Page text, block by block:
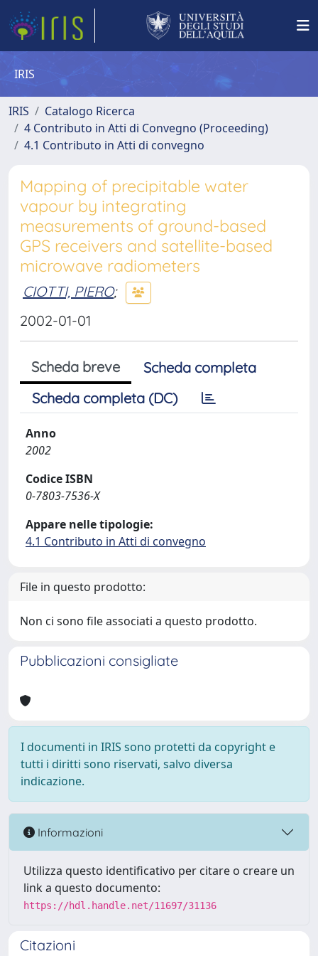
IRIS
IRIS
Catalogo Ricerca
4 Contributo in Atti di Convegno (Proceeding)
4.1 Contributo in Atti di convegno
Mapping of precipitable water
vapour by integrating
measurements of ground-based
GPS receivers and satellite-based
microwave radiometers
CIOTTI, PIERO;
2002-01-01
Scheda breve
Scheda completa
Scheda completa (DC)
Anno
2002
Codice ISBN
0-7803-7536-X
Appare nelle tipologie:
4.1 Contributo in Atti di convegno
File in questo prodotto:
Non ci sono file associati a questo prodotto.
Pubblicazioni consigliate
I documenti in IRIS sono protetti da copyright e
tutti i diritti sono riservati, salvo diversa
indicazione.
Informazioni
Utilizza questo identificativo per citare o creare un
link a questo documento:
https://hdl.handle.net/11697/31136
Citazioni